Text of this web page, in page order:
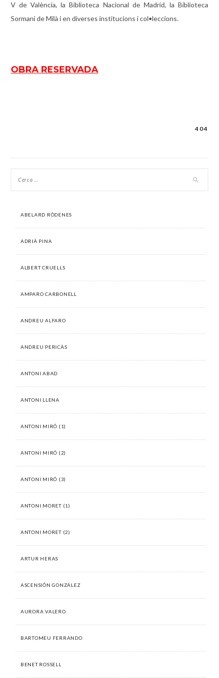
V de València, la Biblioteca Nacional de Madrid, la Biblioteca
Sormani de Milà i en diverses institucions i col•leccions.
OBRA RESERVADA
404
ABELARD RÒDENES
ADRIÀ PINA
ALBERT CRUELLS
AMPARO CARBONELL
ANDREU ALFARO
ANDREU PERICÀS
ANTONI ABAD
ANTONI LLENA
ANTONI MIRÓ (1)
ANTONI MIRÓ (2)
ANTONI MIRÓ (3)
ANTONI MORET (1)
ANTONI MORET (2)
ARTUR HERAS
ASCENSIÓN GONZÁLEZ
AURORA VALERO
BARTOMEU FERRANDO
BENET ROSSELL